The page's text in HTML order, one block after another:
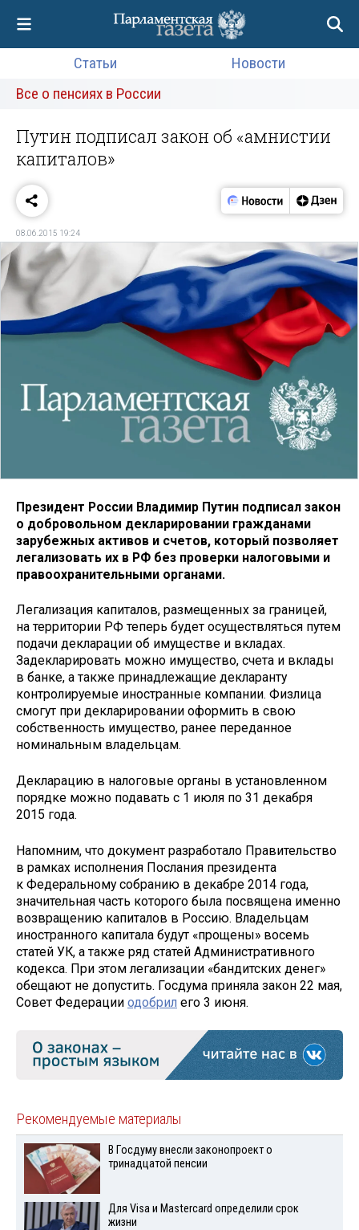
Статьи
Новости
Все о пенсиях в России
Путин подписал закон об «амнистии
капиталов»
08.06.2015 19:24
Президент России Владимир Путин подписал закон
о добровольном декларировании гражданами
зарубежных активов и счетов, который позволяет
легализовать их в РФ без проверки налоговыми и
правоохранительными органами.
Легализация капиталов, размещенных за границей,
на территории РФ теперь будет осуществляться путем
подачи декларации об имуществе и вкладах.
Задекларировать можно имущество, счета и вклады
в банке, а также принадлежащие декларанту
контролируемые иностранные компании. Физлица
смогут при декларировании оформить в свою
собственность имущество, ранее переданное
номинальным владельцам.
Декларацию в налоговые органы в установленном
порядке можно подавать с 1 июля по 31 декабря
2015 года.
Напомним, что документ разработало Правительство
в рамках исполнения Послания президента
к Федеральному собранию в декабре 2014 года,
значительная часть которого была посвящена именно
возвращению капиталов в Россию. Владельцам
иностранного капитала будут «прощены» восемь
статей УК, а также ряд статей Административного
кодекса. При этом легализации «бандитских денег»
обещают не допустить. Госдума приняла закон 22 мая,
Совет Федерации одобрил его 3 июня.
Рекомендуемые материалы
В Госдуму внесли законопроект о
тринадцатой пенсии
Для Visа и Mastercard определили срок
жизни